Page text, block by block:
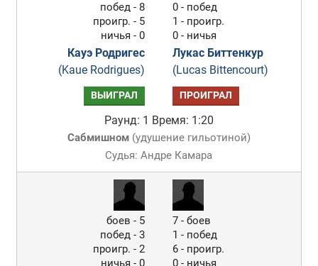
побед - 8
проигр. - 5
ничья - 0
Кауэ Родригес
(Kaue Rodrigues)
0 - побед
1 - проигр.
0 - ничья
Лукас Биттенкур
(Lucas Bittencourt)
ВЫИГРАЛ ПРОИГРАЛ
Раунд: 1 Время: 1:20
Сабмишном(удушение гильотиной)
Судья: Андре Камара
боев - 5
побед - 3
проигр. - 2
ничья - 0
7 - боев
1 - побед
6 - проигр.
0 - ничья